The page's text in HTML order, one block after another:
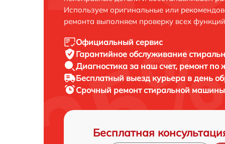
Используем оригинальные или
ремонта выполняем проверку всех
Официальный сервис
Гарантийное обслуживание
Диагностика за наш счет, ремонт по
Бесплатный выезд курьера в день
Срочный ремонтстиральной
Бесплатная